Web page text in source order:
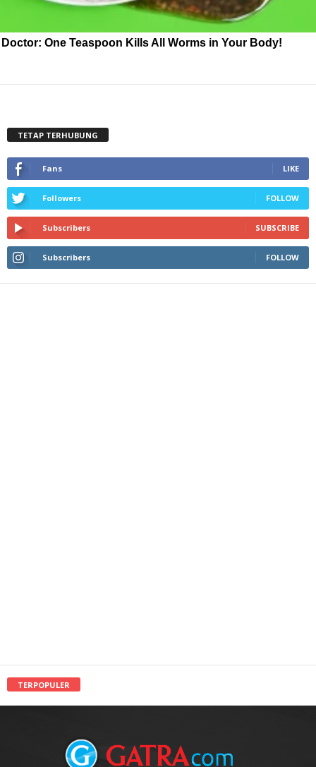
Doctor: One Teaspoon Kills All Worms in Your Body!
TETAP TERHUBUNG
Fans LIKE
Followers FOLLOW
Subscribers SUBSCRIBE
Subscribers FOLLOW
TERPOPULER